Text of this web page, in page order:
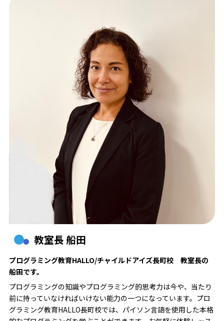
教室長 船田
プログラミング教育HALLO/チャイルドアイズ長町校 教室長の
船田です。
プログラミングの知識やプログラミング的思考力は今や、当たり
前に持っていなければいけない能力の一つになっています。プロ
グラミング教育HALLO長町校では、パイソン言語を使用した本格